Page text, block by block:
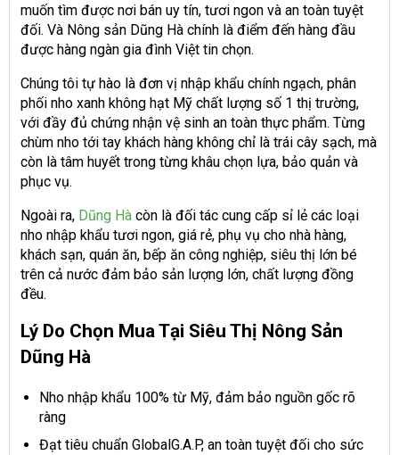
muốn tìm được nơi bán uy tín, tươi ngon và an toàn tuyệt
đối. Và Nông sản Dũng Hà chính là điểm đến hàng đầu
được hàng ngàn gia đình Việt tin chọn.
Chúng tôi tự hào là đơn vị nhập khẩu chính ngạch, phân
phối nho xanh không hạt Mỹ chất lượng số 1 thị trường,
với đầy đủ chứng nhận vệ sinh an toàn thực phẩm. Từng
chùm nho tới tay khách hàng không chỉ là trái cây sạch, mà
còn là tâm huyết trong từng khâu chọn lựa, bảo quản và
phục vụ.
Ngoài ra, Dũng Hà còn là đối tác cung cấp sỉ lẻ các loại
nho nhập khẩu tươi ngon, giá rẻ, phụ vụ cho nhà hàng,
khách sạn, quán ăn, bếp ăn công nghiệp, siêu thị lớn bé
trên cả nước đảm bảo sản lượng lớn, chất lượng đồng
đều.
Lý Do Chọn Mua Tại Siêu Thị Nông Sản
Dũng Hà
Nho nhập khẩu 100% từ Mỹ, đảm bảo nguồn gốc rõ
ràng
Đạt tiêu chuẩn GlobalG.A.P, an toàn tuyệt đối cho sức